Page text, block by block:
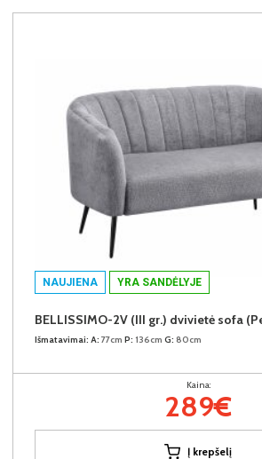
NAUJIENA YRA SANDĖLYJE
Išmatavimai: A: 77cm P: 136cm G: 80cm
Kaina:
289€
Į krepšelį